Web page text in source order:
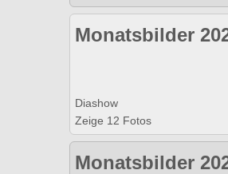
Monatsbilder
Diashow
Zeige 12 Fotos
Monatsbilder